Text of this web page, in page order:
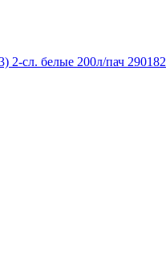
2-сл. белые 200л/пач 290182